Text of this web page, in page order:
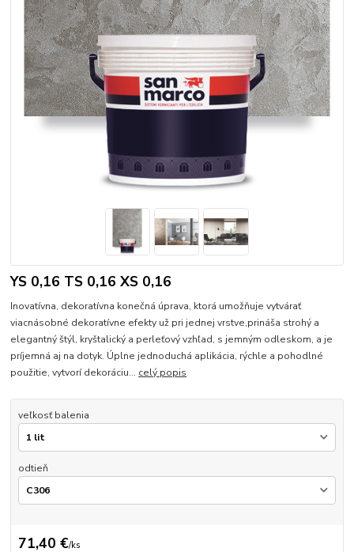
YS 0,16 TS 0,16 XS 0,16
Inovatívna, dekoratívna konečná úprava, ktorá umožňuje vytvárať
viacnásobné dekoratívne efekty už pri jednej vrstve,prináša strohý a
elegantný štýl, kryštalický a perleťový vzhľad, s jemným odleskom, a je
príjemná aj na dotyk. Úplne jednoduchá aplikácia, rýchle a pohodlné
použitie, vytvorí dekoráciu... celý popis
veľkosť balenia
odtieň
71,40 €/ks